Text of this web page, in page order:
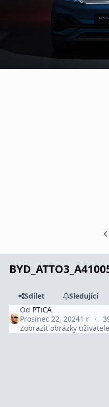
Sdílet
Sledující
Od PTiCA
Prosinec 22, 20241 r
Zobrazit obrázky